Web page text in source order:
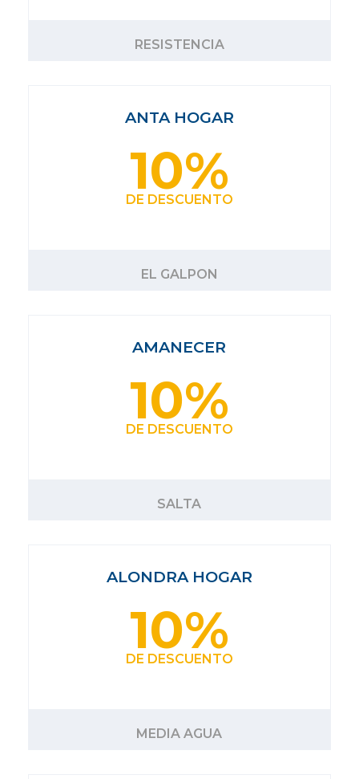
RESISTENCIA
ANTA HOGAR
10%
DE DESCUENTO
EL GALPON
AMANECER
10%
DE DESCUENTO
SALTA
ALONDRA HOGAR
10%
DE DESCUENTO
MEDIA AGUA